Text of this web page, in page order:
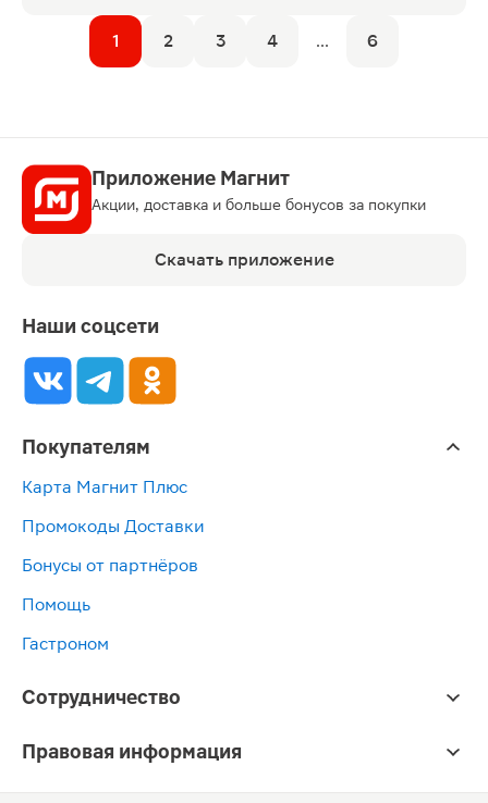
1 2 3 4 ... 6
Приложение Магнит
Акции, доставка и больше бонусов за покупки
Скачать приложение
Наши соцсети
Покупателям
Карта Магнит Плюс
Промокоды Доставки
Бонусы от партнёров
Помощь
Гастроном
Сотрудничество
Правовая информация